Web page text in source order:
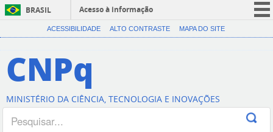
BRASIL
Acesso à informação
CORONAVÍRUS (COVID-19)
Canais
ACESSIBILIDADE ALTO CONTRASTE MAPA DO SITE
CNPq
MINISTÉRIO DA CIÊNCIA, TECNOLOGIA E INOVAÇÕES